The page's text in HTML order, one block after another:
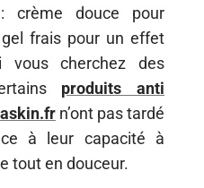
crème douce pour
frais pour un effet
vous cherchez des
produits anti
n’ont pas tardé
à leur capacité à
tout en douceur.